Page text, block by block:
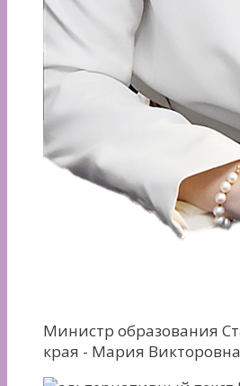
Министр образования
края - Мария